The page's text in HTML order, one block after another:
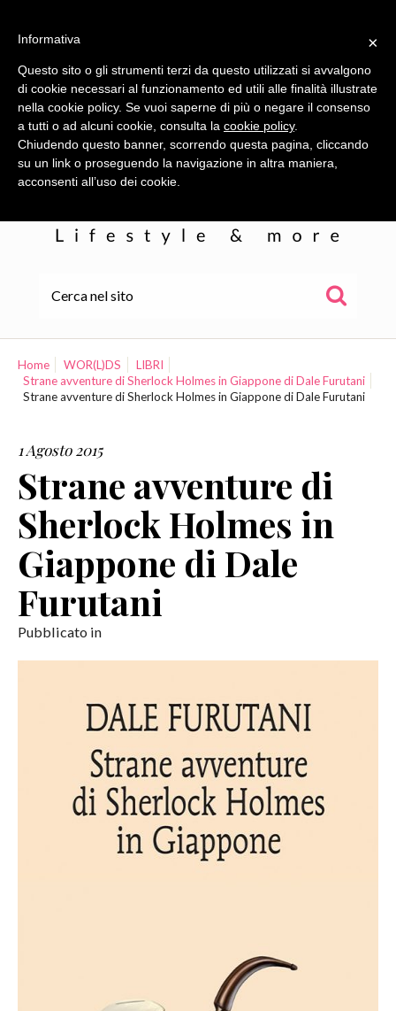
WOR(L)DS
COLLABORAZIONI
CONTATTI
Home WOR(L)DS
LIBRI
Strane avventure di Sherlock Holmes in Giappone di Dale Furutani
Strane avventure di Sherlock Holmes in Giappone di Dale Furutani
1 Agosto 2015
Strane avventure di
Sherlock Holmes in
Giappone di Dale
Furutani
Pubblicato in
×
Informativa
Questo sito o gli strumenti terzi da questo utilizzati si avvalgono
di cookie necessari al funzionamento ed utili alle finalità illustrate
nella cookie policy. Se vuoi saperne di più o negare il consenso
a tutti o ad alcuni cookie, consulta la cookie policy.
Chiudendo questo banner, scorrendo questa pagina, cliccando
su un link o proseguendo la navigazione in altra maniera,
acconsenti all’uso dei cookie.